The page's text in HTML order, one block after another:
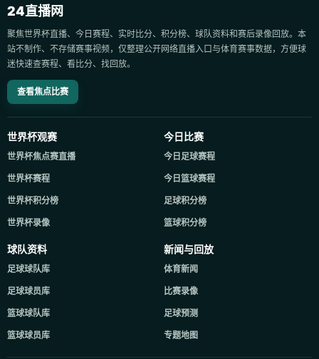
24直播网
聚焦世界杯直播、今日赛程、实时比分、积分榜、球队资料和赛后录像回放。本
站不制作、不存储赛事视频，仅整理公开网络直播入口与体育赛事数据，方便球
迷快速查赛程、看比分、找回放。
查看焦点比赛
世界杯观赛
世界杯焦点赛直播
世界杯赛程
世界杯积分榜
世界杯录像
今日比赛
今日足球赛程
今日篮球赛程
足球积分榜
篮球积分榜
球队资料
足球球队库
足球球员库
篮球球队库
篮球球员库
新闻与回放
体育新闻
比赛录像
足球预测
专题地图